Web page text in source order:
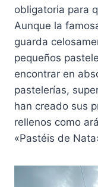
obligatoria para
Aunque la
guarda
pequeños
encontrar en
pastelerías,
han creado sus
rellenos como
«Pastéis de